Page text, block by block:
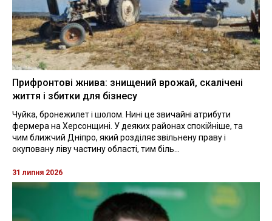
Прифронтові жнива: знищений врожай, скалічені
життя і збитки для бізнесу
Чуйка, бронежилет і шолом. Нині це звичайні атрибути
фермера на Херсонщині. У деяких районах спокійніше, та
чим ближчий Дніпро, який розділяє звільнену праву і
окуповану ліву частину області, тим біль...
31 липня 2026